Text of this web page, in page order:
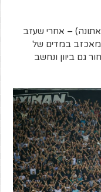
(23, א.א.ק. אתונה) – אחרי שעזב
במדים של
גם ביוון ונחשב